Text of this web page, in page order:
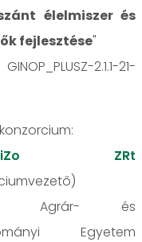
élelmiszer és
fejlesztése"
2.1.1-21-
MiZo ZRt
Agrár- és
Egyetem